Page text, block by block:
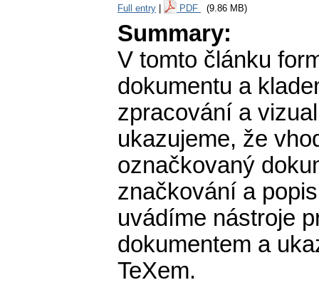
Full entry PDF (9.86 MB)
Summary:
V tomto článku
dokumentu a
zpracování a
ukazujeme, že
označkovaný
značkování a
uvádíme nástroje
dokumentem a
TeXem.